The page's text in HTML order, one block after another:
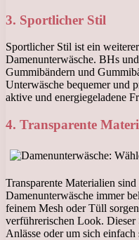
3. Sportlicher Stil
Sportlicher Stil ist ein
Damenunterwäsche. BHs
Gummibändern und
Unterwäsche bequemer und
aktive und energiegeladene
4. Transparente
Transparente Materialien
Damenunterwäsche immer
feinem Mesh oder Tüll
verführerischen Look. Dieser
Anlässe oder um sich